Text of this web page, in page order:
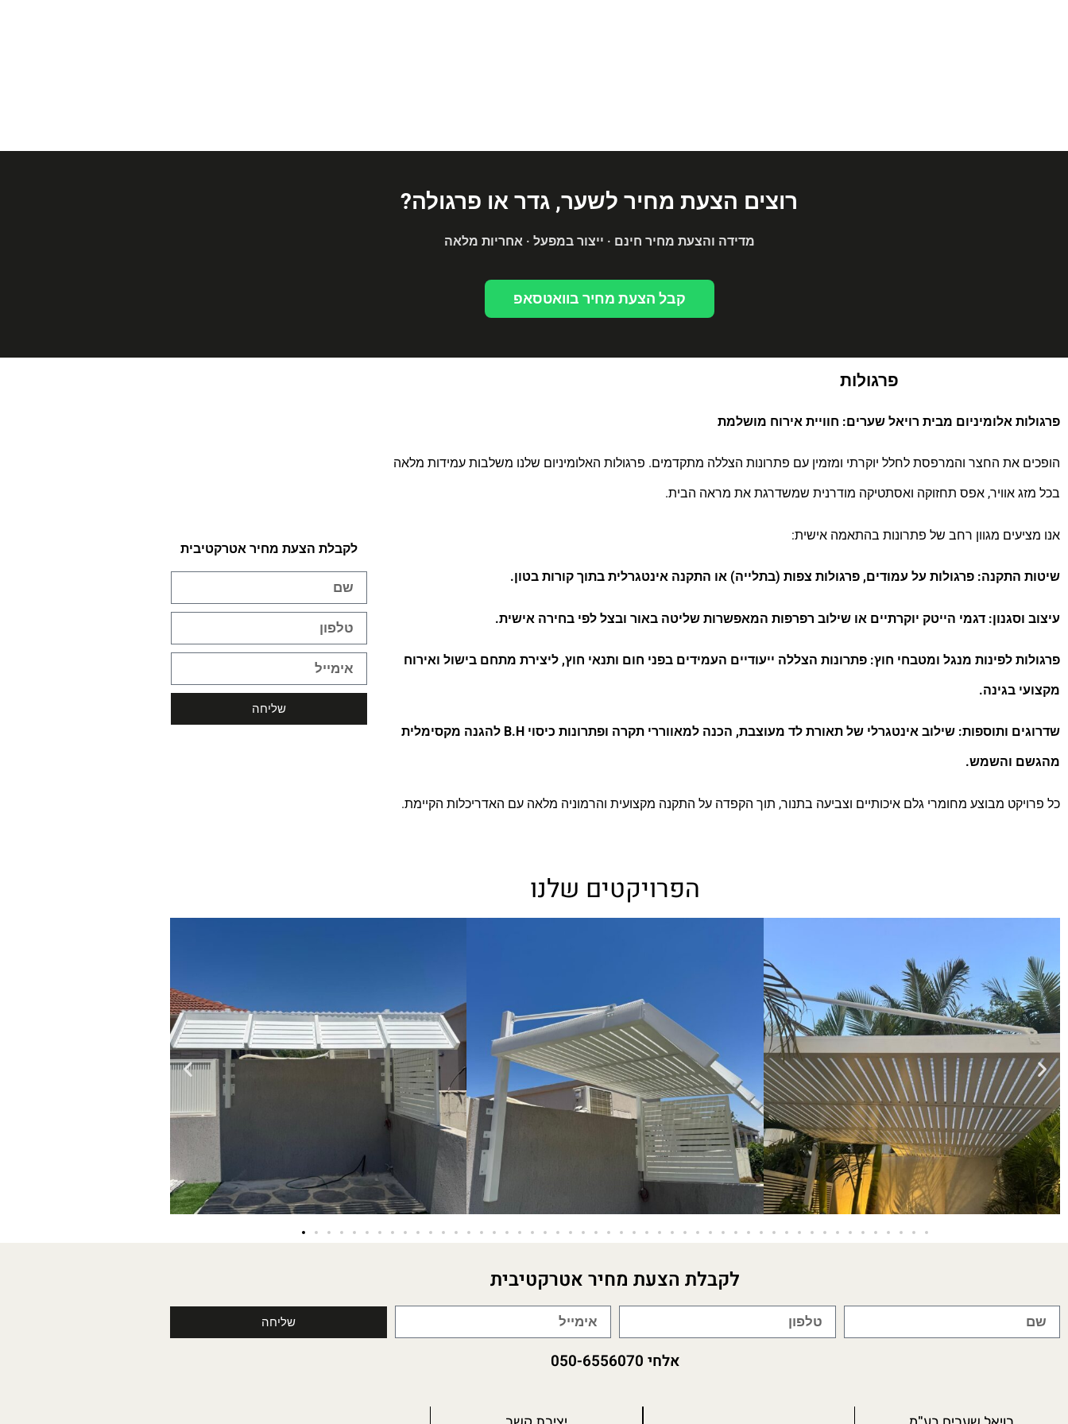
רוצים הצעת מחיר לשער, גדר או פרגולה?
מדידה והצעת מחיר חינם · ייצור במפעל · אחריות מלאה
קבל הצעת מחיר בוואטסאפ
פרגולות
פרגולות אלומיניום מבית רויאל שערים: חוויית אירוח מושלמת
הופכים את החצר והמרפסת לחלל יוקרתי ומזמין עם פתרונות הצללה מתקדמים. פרגולות האלומיניום שלנו משלבות עמידות מלאה
בכל מזג אוויר, אפס תחזוקה ואסתטיקה מודרנית שמשדרגת את מראה הבית.
​אנו מציעים מגוון רחב של פתרונות בהתאמה אישית:
​שיטות התקנה: פרגולות על עמודים, פרגולות צפות (בתלייה) או התקנה אינטגרלית בתוך קורות בטון.
​עיצוב וסגנון: דגמי הייטק יוקרתיים או שילוב רפרפות המאפשרות שליטה באור ובצל לפי בחירה אישית.
​פרגולות לפינות מנגל ומטבחי חוץ: פתרונות הצללה ייעודיים העמידים בפני חום ותנאי חוץ, ליצירת מתחם בישול ואירוח
מקצועי בגינה.
​שדרוגים ותוספות: שילוב אינטגרלי של תאורת לד מעוצבת, הכנה למאווררי תקרה ופתרונות כיסוי B.H להגנה מקסימלית
מהגשם והשמש.
כל פרויקט מבוצע מחומרי גלם איכותיים וצביעה בתנור, תוך הקפדה על התקנה מקצועית והרמוניה מלאה עם האדריכלות הקיימת.
לקבלת הצעת מחיר אטרקטיבית​
שליחה
הפרויקטים שלנו
לקבלת הצעת מחיר אטרקטיבית
שליחה
אלחי 050-6556070